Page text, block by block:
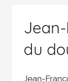
doublage
du
Jean-